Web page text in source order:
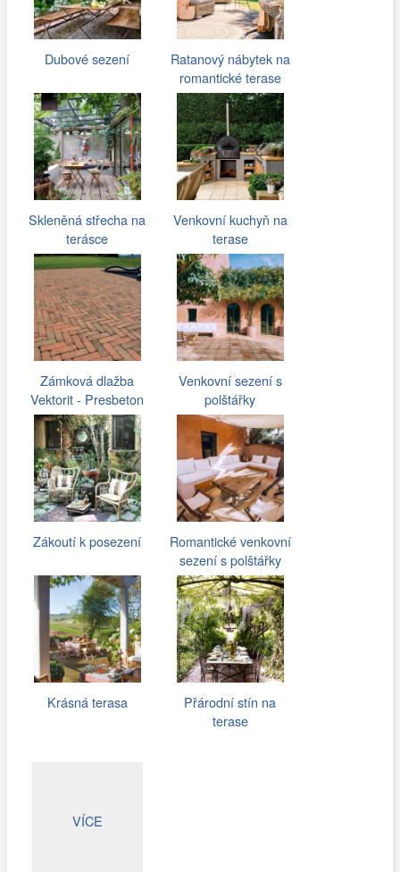
Dubové sezení
Ratanový nábytek na
romantické terase
Skleněná střecha na
terásce
Venkovní kuchyň na
terase
Zámková dlažba
Vektorit - Presbeton
Venkovní sezení s
polštářky
Zákoutí k posezení
Romantické venkovní
sezení s polštářky
Krásná terasa
Přárodní stín na
terase
VÍCE